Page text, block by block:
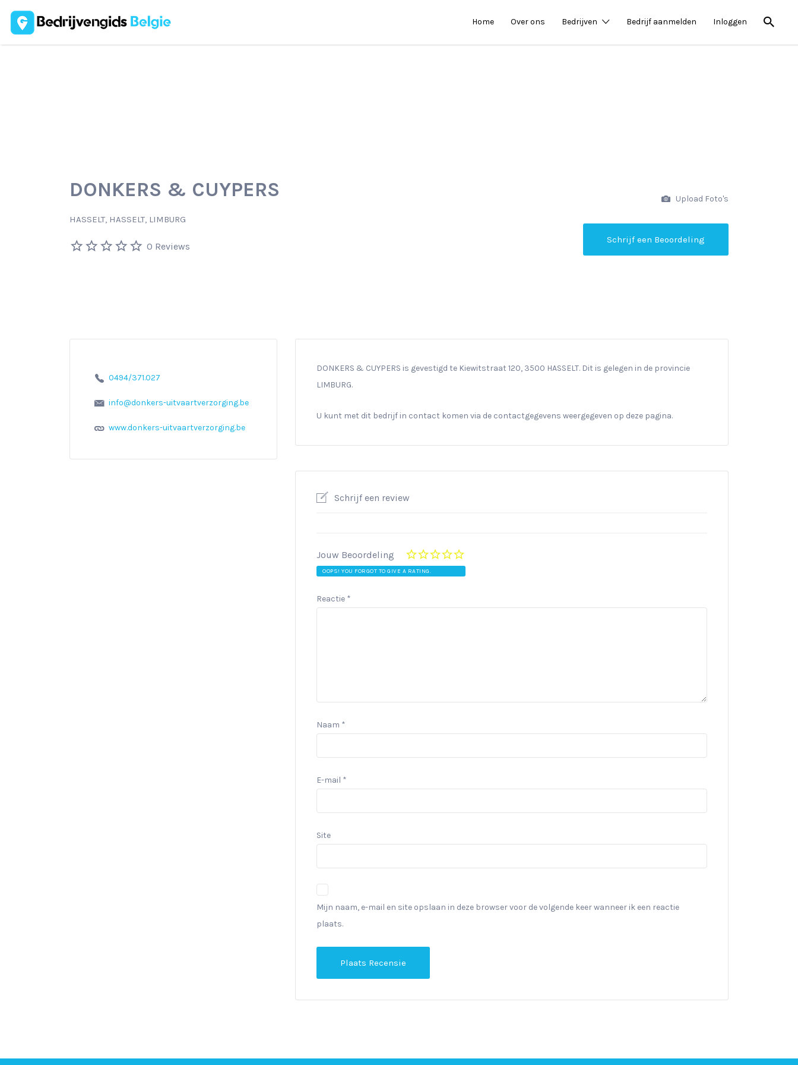
Home Over ons Bedrijven Bedrijf aanmelden Inloggen
Zoek
naar:
DONKERS & CUYPERS
HASSELT, HASSELT, LIMBURG
0 Reviews
Upload Foto's
Schrijf een Beoordeling
0494/371.027
info@donkers-uitvaartverzorging.be
www.donkers-uitvaartverzorging.be
DONKERS & CUYPERS is gevestigd te Kiewitstraat 120, 3500 HASSELT. Dit is gelegen in de provincie
LIMBURG.
U kunt met dit bedrijf in contact komen via de contactgegevens weergegeven op deze pagina.
Schrijf een review
Jouw Beoordeling
OOPS! YOU FORGOT TO GIVE A RATING.
Reactie *
Naam *
E-mail *
Site
Mijn naam, e-mail en site opslaan in deze browser voor de volgende keer wanneer ik een reactie
plaats.